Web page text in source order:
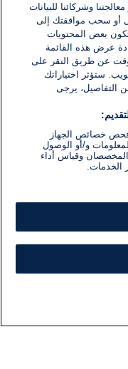
وشركائنا للبيانات
أو سحب موافقتك إلى
تكون بعض المحتويات
عرض هذه القائمة
وقت عن طريق النقر على
ستؤثر اختياراتك
التفاصيل، يرجى
فحص خصائص الجهاز
و/أو الوصول
المخصصان وقياس أداء
الخدمات.